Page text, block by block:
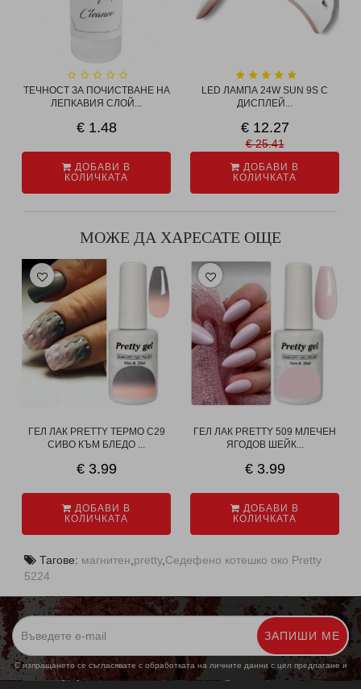
ТЕЧНОСТ ЗА ПОЧИСТВАНЕ НА
ЛЕПКАВИЯ СЛОЙ...
€ 1.48
ДОБАВИ В
КОЛИЧКАТА
LED ЛАМПА 24W SUN 9S С
ДИСПЛЕЙ...
€ 12.27
€ 25.41
ДОБАВИ В
КОЛИЧКАТА
МОЖЕ ДА ХАРЕСАТЕ ОЩЕ
ГЕЛ ЛАК PRETTY ТЕРМО C29
СИВО КЪМ БЛЕДО ...
€ 3.99
ДОБАВИ В
КОЛИЧКАТА
ГЕЛ ЛАК PRETTY 509 МЛЕЧЕН
ЯГОДОВ ШЕЙК...
€ 3.99
ДОБАВИ В
КОЛИЧКАТА
Тагове: магнитен pretty, Седефено котешко око Pretty
5224
ЗАПИШИ МЕ
С изпращането се съгласявате с обработката на личните данни с цел предлагане и
обработка на маркетингови предложения. Повече информация